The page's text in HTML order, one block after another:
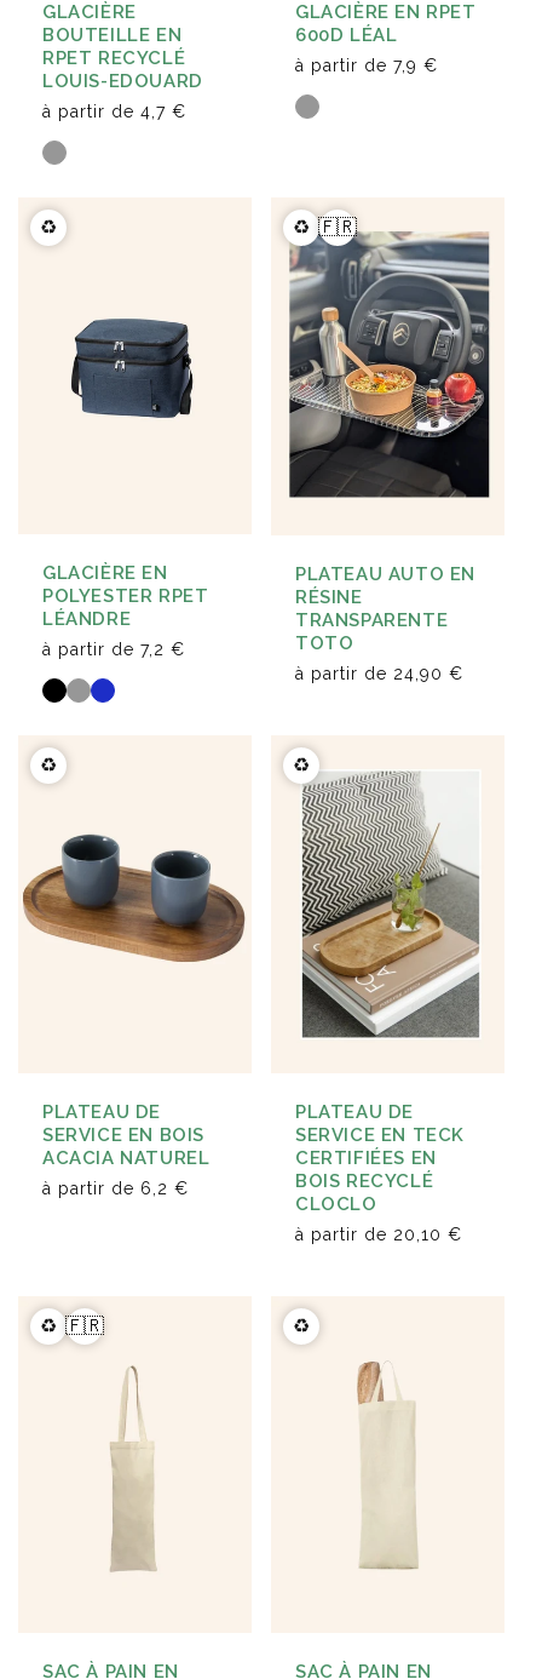
GLACIÈRE
BOUTEILLE EN
RPET RECYCLÉ
LOUIS-EDOUARD
à partir de 4,7 €
GLACIÈRE EN RPET
600D LÉAL
à partir de 7,9 €
♻️
GLACIÈRE EN
POLYESTER RPET
LÉANDRE
à partir de 7,2 €
♻️ 🇫🇷
PLATEAU AUTO EN
RÉSINE
TRANSPARENTE
TOTO
à partir de 24,90 €
♻️
PLATEAU DE
SERVICE EN BOIS
ACACIA NATUREL
à partir de 6,2 €
♻️
PLATEAU DE
SERVICE EN TECK
CERTIFIÉES EN
BOIS RECYCLÉ
CLOCLO
à partir de 20,10 €
♻️ 🇫🇷
SAC À PAIN EN
♻️
SAC À PAIN EN